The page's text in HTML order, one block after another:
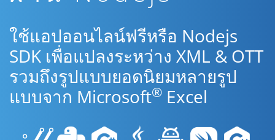
ใช้แอปออนไลน์ฟรีหรือ Nodejs
SDK เพื่อแปลงระหว่าง XML & OTT
รวมถึงรูปแบบยอดนิยมหลายรูป
แบบจาก Microsoft® Excel